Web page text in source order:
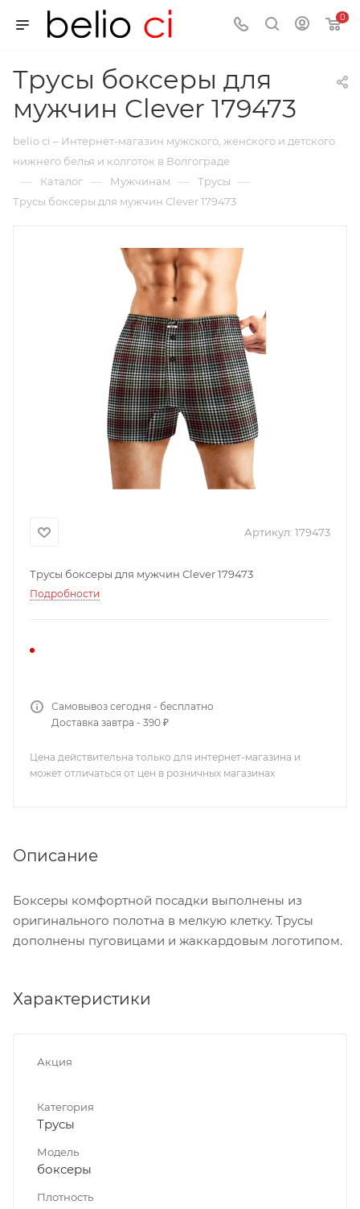
0
Трусы боксеры для
мужчин Clever 179473
belio ci – Интернет-магазин мужского, женского и детского
нижнего белья и колготок в Волгограде
— Каталог — Мужчинам — Трусы —
Трусы боксеры для мужчин Clever 179473
Артикул: 179473
Трусы боксеры для мужчин Clever 179473
Подробности
Самовывоз сегодня - бесплатно
Доставка завтра - 390 ₽
Цена действительна только для интернет-магазина и
может отличаться от цен в розничных магазинах
Описание
Боксеры комфортной посадки выполнены из
оригинального полотна в мелкую клетку. Трусы
дополнены пуговицами и жаккардовым логотипом.
Характеристики
Акция
Категория
Трусы
Модель
боксеры
Плотность